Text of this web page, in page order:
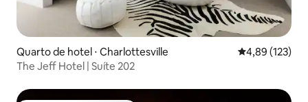
Quarto de hotel ⋅ Charlottesville 4,89 de uma
4,89 (123)
The Jeff Hotel | Suíte 202